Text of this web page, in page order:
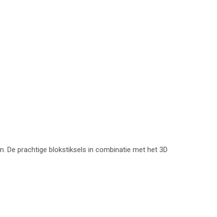
De prachtige blokstiksels in combinatie met het 3D